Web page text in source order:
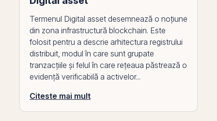
Termenul Digital asset desemnează o noțiune
din zona infrastructură blockchain. Este
folosit pentru a descrie arhitectura registrului
distribuit, modul în care sunt grupate
tranzacțiile și felul în care rețeaua păstrează o
evidență verificabilă a activelor...
Citeste mai mult